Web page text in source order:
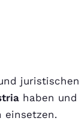
juristischen
haben und
einsetzen.